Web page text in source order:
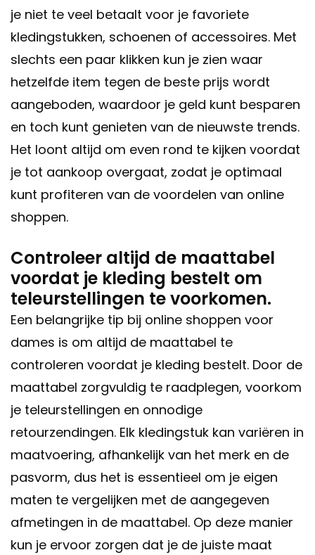
je niet te veel betaalt voor je favoriete
kledingstukken, schoenen of accessoires. Met
slechts een paar klikken kun je zien waar
hetzelfde item tegen de beste prijs wordt
aangeboden, waardoor je geld kunt besparen
en toch kunt genieten van de nieuwste trends.
Het loont altijd om even rond te kijken voordat
je tot aankoop overgaat, zodat je optimaal
kunt profiteren van de voordelen van online
shoppen.
Controleer altijd de maattabel
voordat je kleding bestelt om
teleurstellingen te voorkomen.
Een belangrijke tip bij online shoppen voor
dames is om altijd de maattabel te
controleren voordat je kleding bestelt. Door de
maattabel zorgvuldig te raadplegen, voorkom
je teleurstellingen en onnodige
retourzendingen. Elk kledingstuk kan variëren in
maatvoering, afhankelijk van het merk en de
pasvorm, dus het is essentieel om je eigen
maten te vergelijken met de aangegeven
afmetingen in de maattabel. Op deze manier
kun je ervoor zorgen dat je de juiste maat